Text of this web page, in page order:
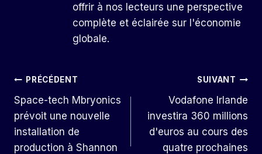
offrir à nos lecteurs une perspective
complète et éclairée sur l'économie
globale.
Navigation
De
L’article
PRÉCÉDENT
Space-tech Mbryonics
prévoit une nouvelle
installation de
production à Shannon
SUIVANT
Vodafone Irlande
investira 360 millions
d'euros au cours des
quatre prochaines